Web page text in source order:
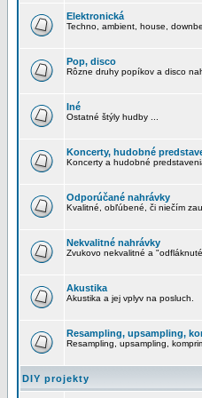
Elektronická
Techno, ambient, house,
Pop, disco
Rôzne druhy popíkov a disco
Iné
Ostatné štýly hudby ...
Koncerty, hudobné
Koncerty a hudobné
Odporúčané nahrávky
Kvalitné, obľúbené, či niečím
Nekvalitné nahrávky
Zvukovo nekvalitné a
Akustika
Akustika a jej vplyv na posluch.
Resampling, upsampling,
Resampling, upsampling,
DIY projekty